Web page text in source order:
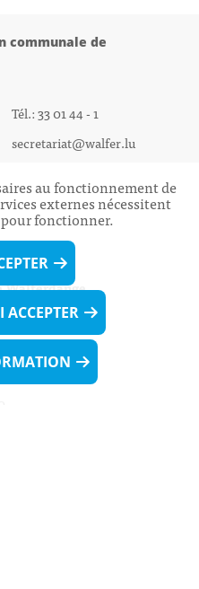
communale de
Tél.: 33 01 44 - 1
secretariat@walfer.lu
Walferdange
au fonctionnement de
externes nécessitent
fonctionner.